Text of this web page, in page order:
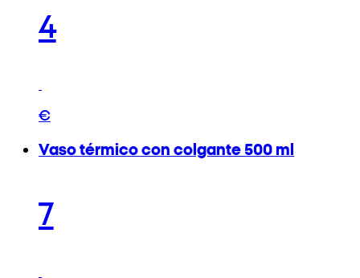
4
€
Vaso térmico con colgante 500 ml
7